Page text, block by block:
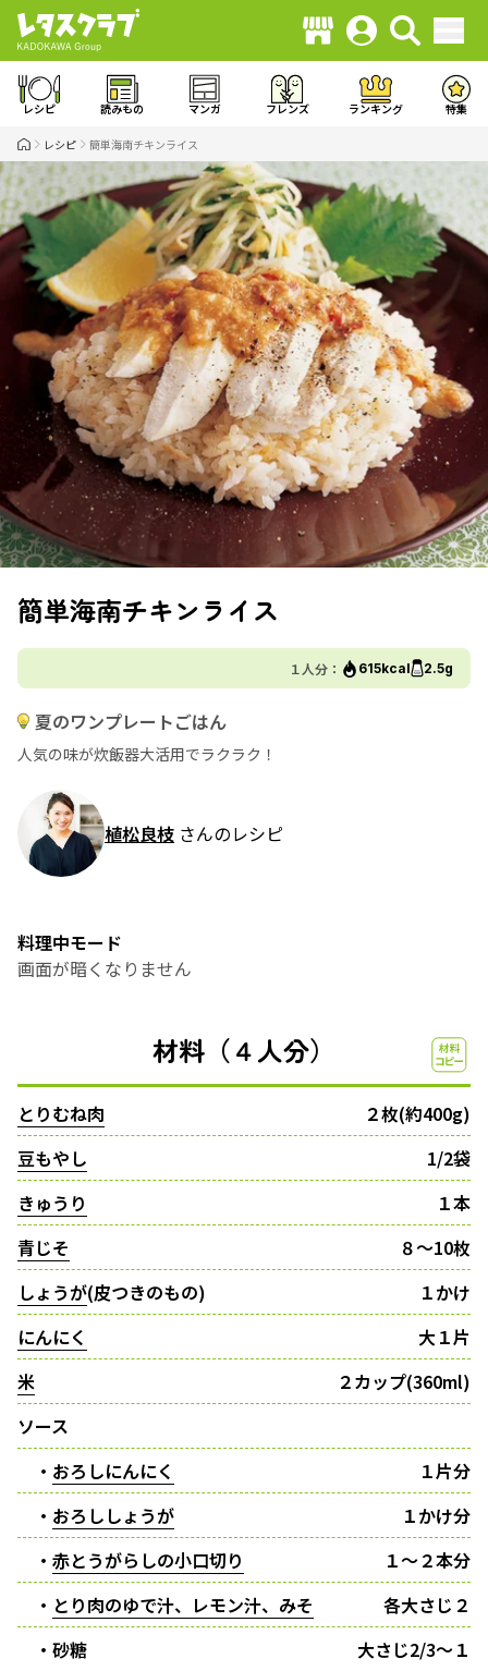
レシピ 読みもの マンガ フレンズ ランキング 特集
レシピ 簡単海南チキンライス
簡単海南チキンライス
１人分： 615kcal 2.5g
夏のワンプレートごはん
人気の味が炊飯器大活用でラクラク！
植松良枝 さんのレシピ
料理中モード
画面が暗くなりません
材料（４人分）
とりむね肉
２枚(約400g)
豆もやし
1/2袋
きゅうり
１本
青じそ
８〜10枚
しょうが(皮つきのもの)
１かけ
にんにく
大１片
米
２カップ(360ml)
ソース
・ おろしにんにく
１片分
・ おろししょうが
１かけ分
・ 赤とうがらしの小口切り
１〜２本分
・ とり肉のゆで汁、レモン汁、みそ
各大さじ２
・砂糖
大さじ2/3〜１